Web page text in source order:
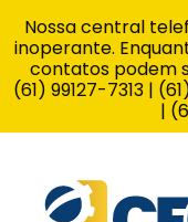
Nossa central
inoperante.
contatos podem
(61) 99127-7313 |
|